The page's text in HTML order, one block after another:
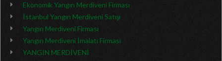
Ekonomik Yangın Merdiveni Firması
İstanbul Yangın Merdiveni Satışı
Yangın Merdiveni Firması
Yangın Merdiveni İmalatı Firması
YANGIN MERDİVENİ